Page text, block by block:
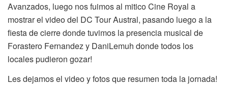
Avanzados, luego nos fuimos al mitico Cine Royal a
mostrar el video del DC Tour Austral, pasando luego a la
fiesta de cierre donde tuvimos la presencia musical de
Forastero Fernandez y DaniLemuh donde todos los
locales pudieron gozar!
Les dejamos el video y fotos que resumen toda la jornada!